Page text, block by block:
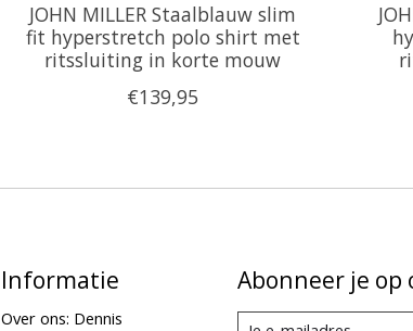
JOHN MILLER Staalblauw slim
fit hyperstretch polo shirt met
ritssluiting in korte mouw
€139,95
Informatie
Over ons: Dennis
Abonneer je